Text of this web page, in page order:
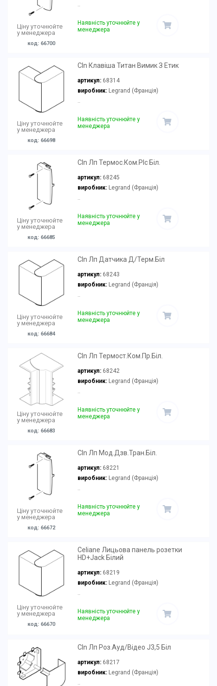
Ціну уточнюйте
у менеджера
код: 66700
Наявність уточнюйте у
менеджера
Ціну уточнюйте
у менеджера
код: 66698
Cln Клавіша Титан Вимик З Етик
артикул: 68314
виробник:Legrand (Франція)
..
Наявність уточнюйте у
менеджера
Ціну уточнюйте
у менеджера
код: 66685
Cln Лп Термос.Ком.Plc Біл.
артикул: 68245
виробник:Legrand (Франція)
..
Наявність уточнюйте у
менеджера
Ціну уточнюйте
у менеджера
код: 66684
Cln Лп Датчика Д/Терм.Біл
артикул: 68243
виробник:Legrand (Франція)
Наявність уточнюйте у
менеджера
Ціну уточнюйте
у менеджера
код: 66683
Cln Лп Термост.Ком.Пр.Біл.
артикул: 68242
виробник:Legrand (Франція)
..
Наявність уточнюйте у
менеджера
Ціну уточнюйте
у менеджера
код: 66672
Cln Лп Мод.Дзв.Тран.Біл.
артикул: 68221
виробник:Legrand (Франція)
..
Наявність уточнюйте у
менеджера
Ціну уточнюйте
у менеджера
код: 66670
Celiane Лицьова панель розетки
HD+Jack Білий
артикул: 68219
виробник:Legrand (Франція)
Наявність уточнюйте у
менеджера
Cln Лп Роз.Ауд/Відео J3,5 Біл
артикул: 68217
виробник:Legrand (Франція)